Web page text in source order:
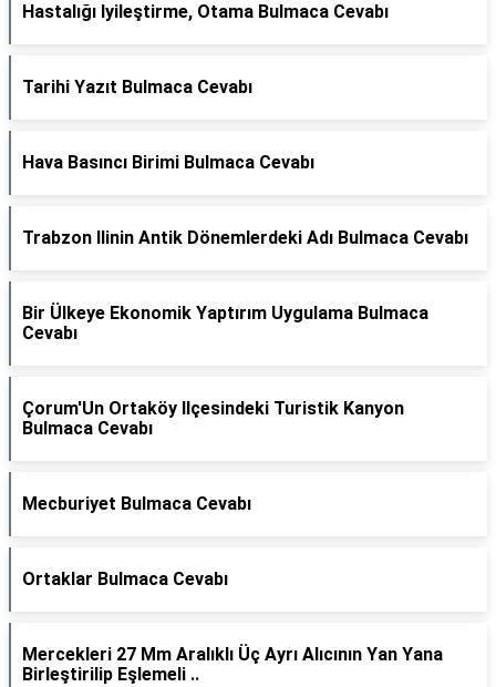
Hastalığı Iyileştirme, Otama Bulmaca Cevabı
Tarihi Yazıt Bulmaca Cevabı
Hava Basıncı Birimi Bulmaca Cevabı
Trabzon Ilinin Antik Dönemlerdeki Adı Bulmaca Cevabı
Bir Ülkeye Ekonomik Yaptırım Uygulama Bulmaca
Cevabı
Çorum'Un Ortaköy Ilçesindeki Turistik Kanyon
Bulmaca Cevabı
Mecburiyet Bulmaca Cevabı
Ortaklar Bulmaca Cevabı
Mercekleri 27 Mm Aralıklı Üç Ayrı Alıcının Yan Yana
Birleştirilip Eşlemeli ..